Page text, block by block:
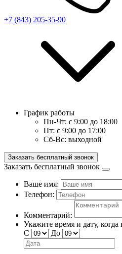
+7 (843) 205-35-90
График работы
Пн-Чт: с 9:00 до 18:00
Пт: с 9:00 до 17:00
Сб-Вс: выходной
Заказать бесплатный звонок
Заказать бесплатный звонок
Ваше имя:
Телефон:
Комментарий:
Укажите время и дату, когда
С
До